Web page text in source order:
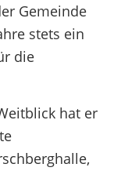
Gemeinde
stets ein
die
hat er